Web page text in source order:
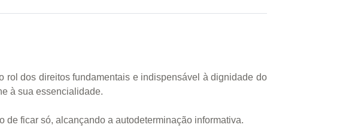
rol dos direitos fundamentais e indispensável à dignidade do
à sua essencialidade.
ficar só, alcançando a autodeterminação informativa.